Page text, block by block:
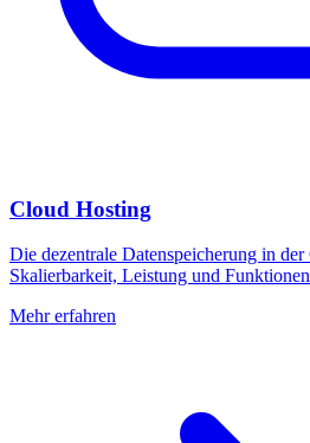
Cloud Hosting
Die dezentrale Datenspeicherung in
Skalierbarkeit, Leistung und
Mehr erfahren